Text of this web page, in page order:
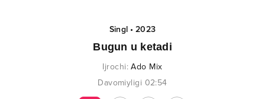
Singl•2023
Bugun u ketadi
Ijrochi:Ado Mix
Davomiyligi 02:54